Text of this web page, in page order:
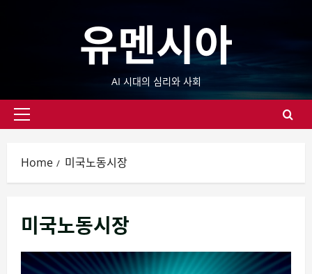
유멘시아
AI 시대의 심리와 사회
Primary
Home 미국노동시장
미국노동시장